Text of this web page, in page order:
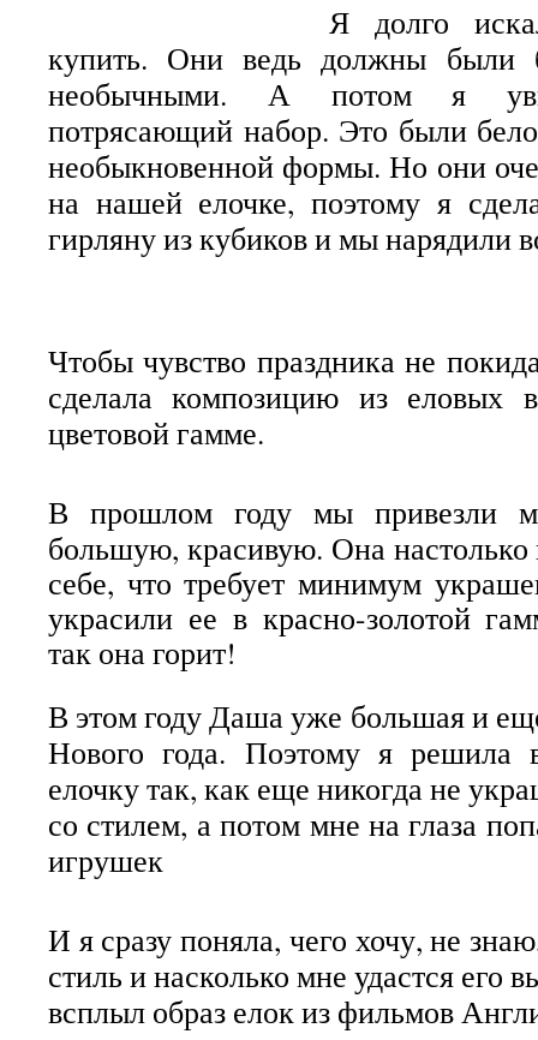
Я долго
купить. Они ведь должны были
необычными. А потом я
потрясающий набор. Это были
необыкновенной формы. Но они
на нашей елочке, поэтому я
гирляну из кубиков и мы нарядили
Чтобы чувство праздника не
сделала композицию из еловых
цветовой гамме.
В прошлом году мы привезли
большую, красивую. Она настолько
себе, что требует минимум
украсили ее в красно-золотой
так она горит!
В этом году Даша уже большая и
Нового года. Поэтому я решила
елочку так, как еще никогда не
со стилем, а потом мне на глаза
игрушек
И я сразу поняла, чего хочу, не
стиль и насколько мне удастся его
всплыл образ елок из фильмов